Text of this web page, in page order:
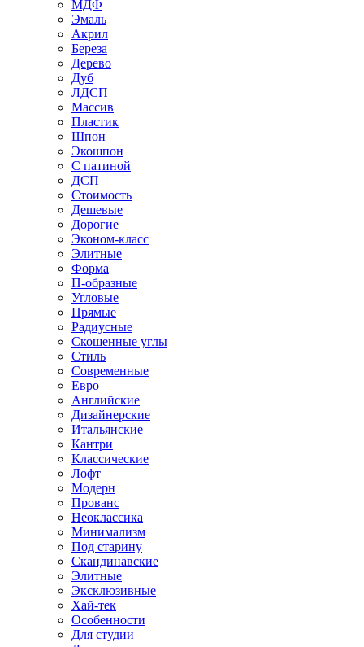
МДФ
Эмаль
Акрил
Береза
Дерево
Дуб
ЛДСП
Массив
Пластик
Шпон
Экошпон
С патиной
ДСП
Стоимость
Дешевые
Дорогие
Эконом-класс
Элитные
Форма
П-образные
Угловые
Прямые
Радиусные
Скошенные углы
Стиль
Современные
Евро
Английские
Дизайнерские
Итальянские
Кантри
Классические
Лофт
Модерн
Прованс
Неоклассика
Минимализм
Под старину
Скандинавские
Элитные
Эксклюзивные
Хай-тек
Особенности
Для студии